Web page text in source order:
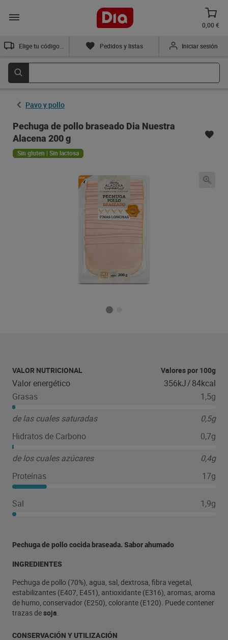
0,00 €
Pedidos y listas Iniciar sesión
Pavo y pollo
Pechuga de pollo braseado Dia Nuestra
Alacena 200 g
Sin gluten | Sin lactosa
VALOR NUTRICIONAL Valores por 100g
Valor energético 356kJ/84kcal
Grasas
1,5g
de las cuales saturadas
0,5g
Hidratos de Carbono
0,7g
de los cuales azúcares
0,4g
Proteínas
17g
Sal 1,9g
Pechuga de pollo cocida braseada. Sabor ahumado
INGREDIENTES
Pechuga de pollo (70%), agua, sal, dextrosa, fibra vegetal,
estabilizantes (E407, E451), antioxidante (E316), aromas, aroma
de humo, conservador (E250), colorante (E120). Puede contener
trazas desoja.
CONSERVACIÓN Y UTILIZACIÓN